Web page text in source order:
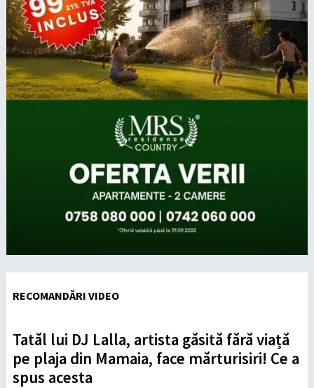
RECOMANDĂRI VIDEO
Tatăl lui DJ Lalla, artista găsită fără viață
pe plaja din Mamaia, face mărturisiri! Ce a
spus acesta